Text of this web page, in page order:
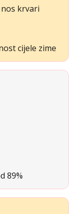
nos krvari
cijele zime
89%